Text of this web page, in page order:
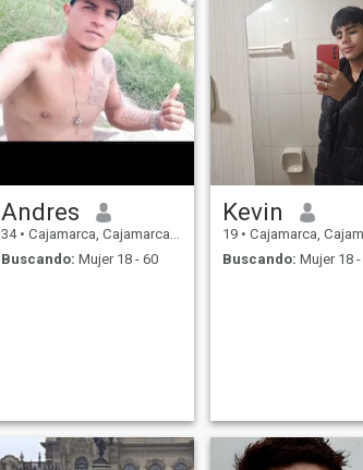
Andres
34 • Cajamarca, Cajamarca, Perú
Buscando: Mujer 18 - 60
Kevin
19 • Cajamarca,
Buscando: Mujer 18